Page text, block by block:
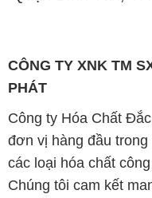
các loại hóa chất
Chúng tôi cam kết
lòng và đáp ứng nhu
Với nhiều năm kinh
hiểu rõ tầm quan
sản phẩm. Chính vì